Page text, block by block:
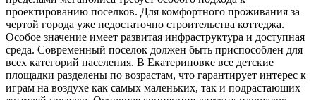
проектированию поселков. Для комфортного проживания за
чертой города уже недостаточно строительства коттеджа.
Особое значение имеет развитая инфраструктура и доступная
среда. Современный поселок должен быть приспособлен для
всех категорий населения. В Екатериновке все детские
площадки разделены по возрастам, что гарантирует интерес к
играм на воздухе как самых маленьких, так и подрастающих